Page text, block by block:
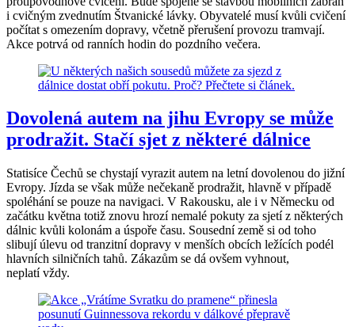
i cvičným zvednutím Štvanické lávky. Obyvatelé musí kvůli cvičení
počítat s omezením dopravy, včetně přerušení provozu tramvají.
Akce potrvá od ranních hodin do pozdního večera.
Dovolená autem na jihu Evropy se může
prodražit. Stačí sjet z některé dálnice
Statisíce Čechů se chystají vyrazit autem na letní dovolenou do jižní
Evropy. Jízda se však může nečekaně prodražit, hlavně v případě
spoléhání se pouze na navigaci. V Rakousku, ale i v Německu od
začátku května totiž znovu hrozí nemalé pokuty za sjetí z některých
dálnic kvůli kolonám a úspoře času. Sousední země si od toho
slibují úlevu od tranzitní dopravy v menších obcích ležících podél
hlavních silničních tahů. Zákazům se dá ovšem vyhnout,
neplatí vždy.